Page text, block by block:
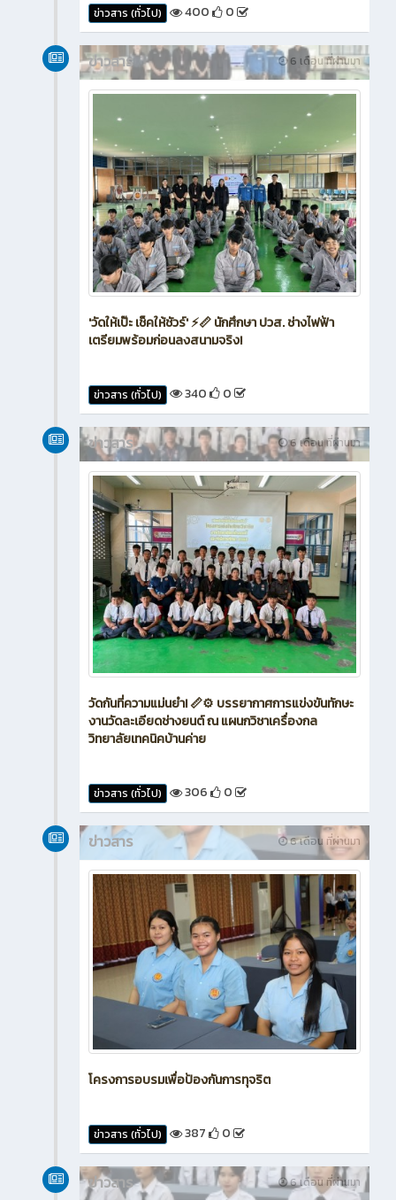
ข่าวสาร (ทั่วไป) 400 0
6 เดือน ที่ผ่านมา
ข่าวสาร
'วัดให้เป๊ะ เช็คให้ชัวร์' ⚡📏 นักศึกษา ปวส. ช่างไฟฟ้า
เตรียมพร้อมก่อนลงสนามจริง!
ข่าวสาร (ทั่วไป) 340 0
6 เดือน ที่ผ่านมา
ข่าวสาร
วัดกันที่ความแม่นยำ! 📏⚙️ บรรยากาศการแข่งขันทักษะ
งานวัดละเอียดช่างยนต์ ณ แผนกวิชาเครื่องกล
วิทยาลัยเทคนิคบ้านค่าย
ข่าวสาร (ทั่วไป) 306 0
6 เดือน ที่ผ่านมา
ข่าวสาร
โครงการอบรมเพื่อป้องกันการทุจริต
ข่าวสาร (ทั่วไป) 387 0
6 เดือน ที่ผ่านมา
ข่าวสาร